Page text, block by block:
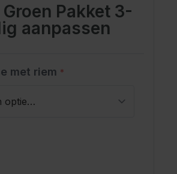
Pakket 3-
aanpassen
met riem *